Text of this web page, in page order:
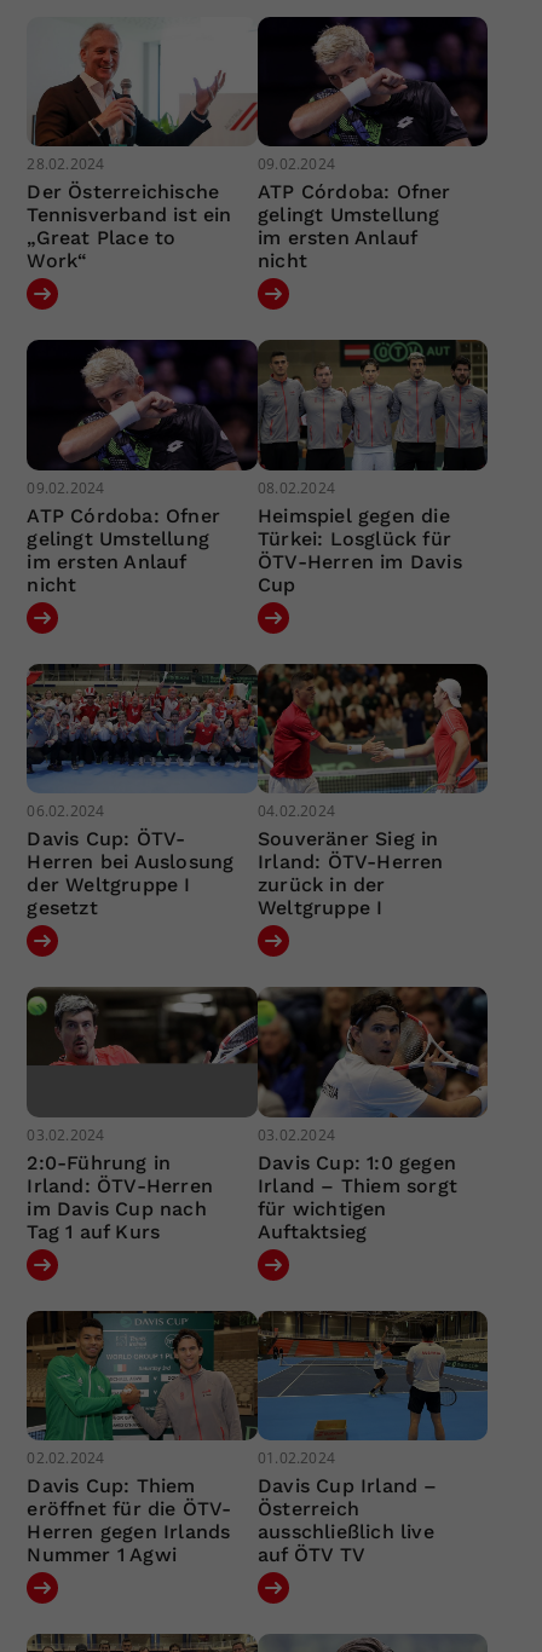
28.02.2024
Der Österreichische
Tennisverband ist ein
„Great Place to
Work“
09.02.2024
ATP Córdoba: Ofner
gelingt Umstellung
im ersten Anlauf
nicht
09.02.2024
ATP Córdoba: Ofner
gelingt Umstellung
im ersten Anlauf
nicht
08.02.2024
Heimspiel gegen die
Türkei: Losglück für
ÖTV-Herren im Davis
Cup
06.02.2024
Davis Cup: ÖTV-
Herren bei Auslosung
der Weltgruppe I
gesetzt
04.02.2024
Souveräner Sieg in
Irland: ÖTV-Herren
zurück in der
Weltgruppe I
03.02.2024
2:0-Führung in
Irland: ÖTV-Herren
im Davis Cup nach
Tag 1 auf Kurs
03.02.2024
Davis Cup: 1:0 gegen
Irland – Thiem sorgt
für wichtigen
Auftaktsieg
02.02.2024
Davis Cup: Thiem
eröffnet für die ÖTV-
Herren gegen Irlands
Nummer 1 Agwi
01.02.2024
Davis Cup Irland –
Österreich
ausschließlich live
auf ÖTV TV